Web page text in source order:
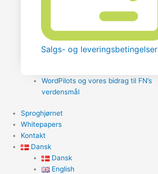
Salgs- og leveringsbetingelser
WordPilots og vores bidrag til FN’s
verdensmål
Sproghjørnet
Whitepapers
Kontakt
Dansk
Dansk
English